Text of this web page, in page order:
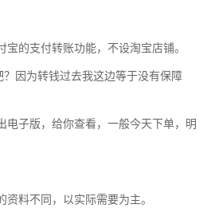
的支付转账功能，不设淘宝店铺。
因为转钱过去我这边等于没有保障
电子版，给你查看，一般今天下单，明
料不同，以实际需要为主。